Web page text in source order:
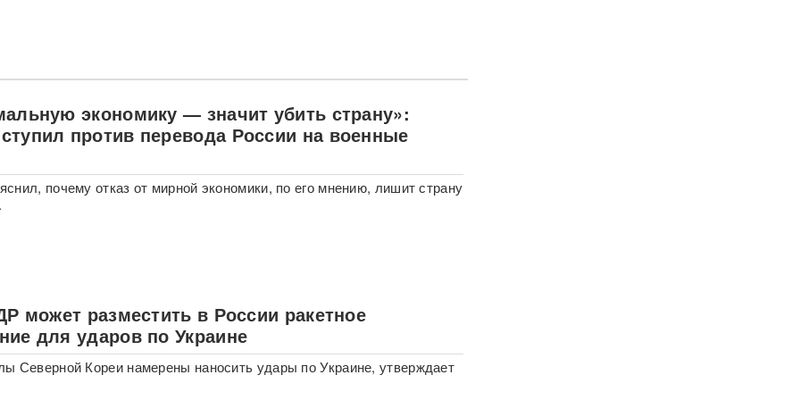
экономику — значит убить страну»:
против перевода России на военные
почему отказ от мирной экономики, по его мнению, лишит страну
может разместить в России ракетное
для ударов по Украине
Северной Кореи намерены наносить удары по Украине, утверждает